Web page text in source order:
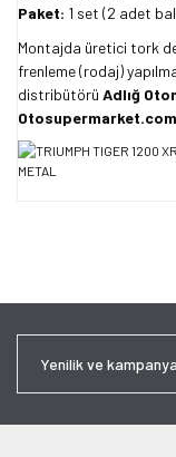
Paket: 1 set (2 adet
Montajda üretici tork
frenleme (rodaj)
distribütörü Adlığ
Otosupermarket.com
Ürün